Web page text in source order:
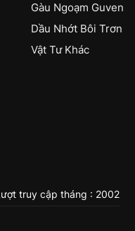
Gàu Ngoạm Guven
Dầu Nhớt Bôi Trơn
Vật Tư Khác
truy cập tháng : 2002